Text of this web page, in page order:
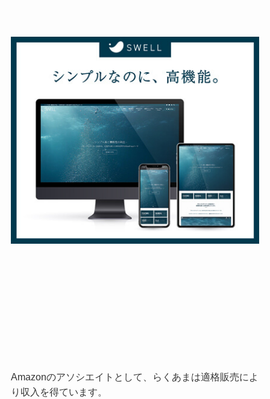
Amazonのアソシエイトとして、らくあまは適格販売によ
り収入を得ています。